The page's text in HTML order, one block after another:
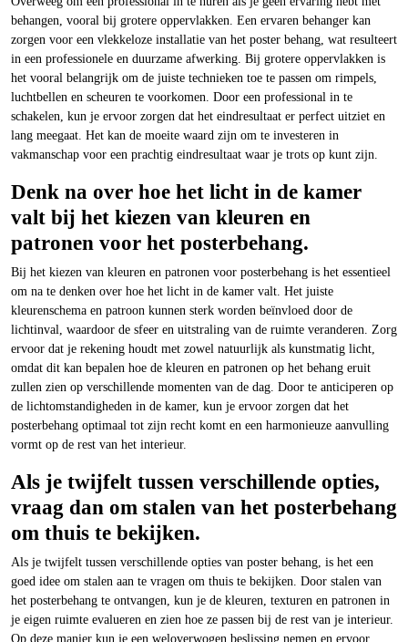
behangen, vooral bij grotere oppervlakken. Een ervaren behanger kan
zorgen voor een vlekkeloze installatie van het poster behang, wat resulteert
in een professionele en duurzame afwerking. Bij grotere oppervlakken is
het vooral belangrijk om de juiste technieken toe te passen om rimpels,
luchtbellen en scheuren te voorkomen. Door een professional in te
schakelen, kun je ervoor zorgen dat het eindresultaat er perfect uitziet en
lang meegaat. Het kan de moeite waard zijn om te investeren in
vakmanschap voor een prachtig eindresultaat waar je trots op kunt zijn.
Denk na over hoe het licht in de kamer
valt bij het kiezen van kleuren en
patronen voor het posterbehang.
Bij het kiezen van kleuren en patronen voor posterbehang is het essentieel
om na te denken over hoe het licht in de kamer valt. Het juiste
kleurenschema en patroon kunnen sterk worden beïnvloed door de
lichtinval, waardoor de sfeer en uitstraling van de ruimte veranderen. Zorg
ervoor dat je rekening houdt met zowel natuurlijk als kunstmatig licht,
omdat dit kan bepalen hoe de kleuren en patronen op het behang eruit
zullen zien op verschillende momenten van de dag. Door te anticiperen op
de lichtomstandigheden in de kamer, kun je ervoor zorgen dat het
posterbehang optimaal tot zijn recht komt en een harmonieuze aanvulling
vormt op de rest van het interieur.
Als je twijfelt tussen verschillende opties,
vraag dan om stalen van het posterbehang
om thuis te bekijken.
Als je twijfelt tussen verschillende opties van poster behang, is het een
goed idee om stalen aan te vragen om thuis te bekijken. Door stalen van
het posterbehang te ontvangen, kun je de kleuren, texturen en patronen in
je eigen ruimte evalueren en zien hoe ze passen bij de rest van je interieur.
Op deze manier kun je een weloverwogen beslissing nemen en ervoor